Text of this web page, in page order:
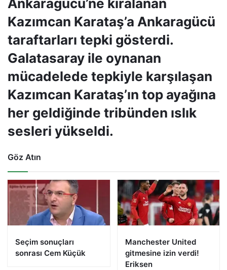
Ankaragücü’ne kiralanan
Kazımcan Karataş’a Ankaragücü
taraftarları tepki gösterdi.
Galatasaray ile oynanan
mücadelede tepkiyle karşılaşan
Kazımcan Karataş’ın top ayağına
her geldiğinde tribünden ıslık
sesleri yükseldi.
Göz Atın
Seçim sonuçları
sonrası Cem Küçük
Manchester United
gitmesine izin verdi!
Eriksen